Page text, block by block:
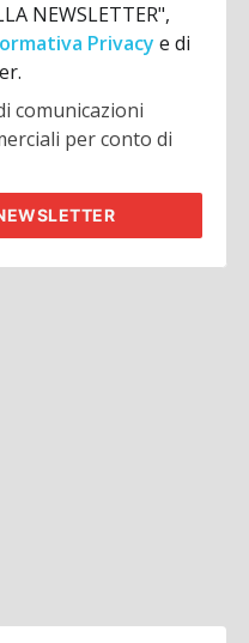
NEWSLETTER",
Privacye di
comunicazioni
per conto di